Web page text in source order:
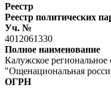
Реестр
Реестр политических
Уч. №
4012061330
Полное наименование
Калужское региональное
"Ощенациональная
ОГРН